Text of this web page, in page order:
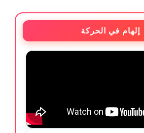
إلهام في الحركة